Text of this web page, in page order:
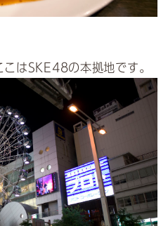
はSKE48の本拠地です。